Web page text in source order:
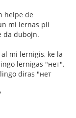
helpe de
mi lernas pli
da dubojn.
mi lernigis, ke la
lernigas "нет".
diras "нет